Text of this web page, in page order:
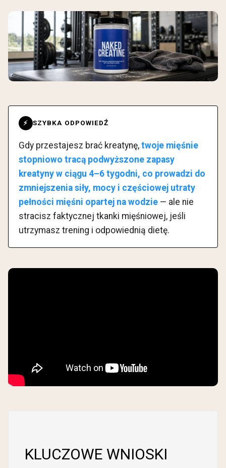
⚡ SZYBKA ODPOWIEDŹ
Gdy przestajesz brać kreatynę, twoje mięśnie
stopniowo tracą podwyższone zapasy
kreatyny w ciągu 4–6 tygodni, co prowadzi do
zmniejszenia siły, mocy i częściowej utraty
pełności mięśni opartej na wodzie — ale nie
stracisz faktycznej tkanki mięśniowej, jeśli
utrzymasz trening i odpowiednią dietę.
KLUCZOWE WNIOSKI